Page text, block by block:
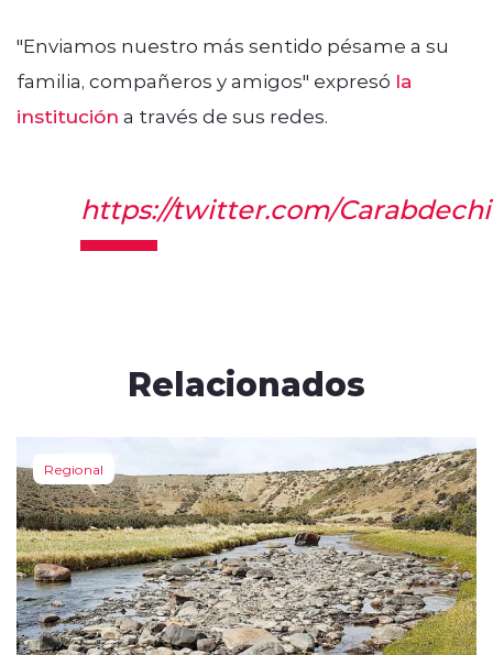
"Enviamos nuestro más sentido pésame a su
familia, compañeros y amigos" expresó la
institución a través de sus redes.
https://twitter.com/
Relacionados
Regional